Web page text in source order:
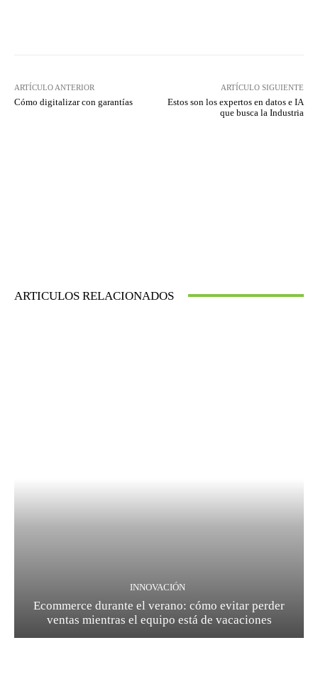
ARTÍCULO ANTERIOR
Cómo digitalizar con garantías
ARTÍCULO SIGUIENTE
Estos son los expertos en datos e IA
que busca la Industria
ARTICULOS RELACIONADOS
INNOVACIÓN
Ecommerce durante el verano: cómo evitar perder
ventas mientras el equipo está de vacaciones